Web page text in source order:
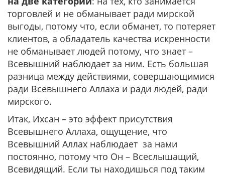
торговлей и не обманывает ради мирской
выгоды, потому что, если обманет, то потеряет
клиентов, а обладатель качества искренности
не обманывает людей потому, что знает –
Всевышний наблюдает за ним. Есть большая
разница между действиями, совершающимися
ради Всевышнего Аллаха и ради людей, ради
мирского.
Итак, Ихсан – это эффект присутствия
Всевышнего Аллаха, ощущение, что
Всевышний Аллах наблюдает за нами
постоянно, потому что Он – Всеслышащий,
Всевидящий. Если ты находишься под таким